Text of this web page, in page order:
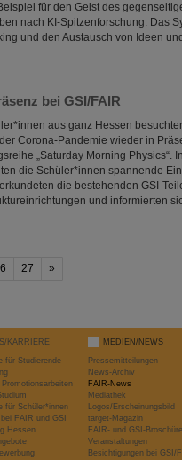
für den Geist des
nach KI-Spitzenforschung. Das
und den Austausch von Ideen
bei GSI/FAIR
aus ganz Hessen
Corona-Pandemie wieder in
„Saturday Morning Physics“.
die Schüler*innen spannende
die bestehenden GSI-
und informierten
27 »
KARRIERE
für Studierende
für Schüler*innen
FAIR und GSI
Hessen
MEDIEN/NEWS
Pressemitteilungen
News-Archiv
FAIR-News
Mediathek
Logos/Erscheinungsbild
target-Magazin
FAIR- und GSI-
Veranstaltungen
Besichtigungen bei GSI/